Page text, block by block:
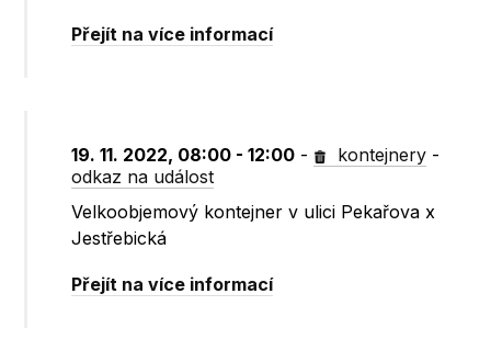
Přejít na více informací
19. 11. 2022, 08:00 - 12:00 - kontejnery -
odkaz na událost
Velkoobjemový kontejner v ulici Pekařova x
Jestřebická
Přejít na více informací